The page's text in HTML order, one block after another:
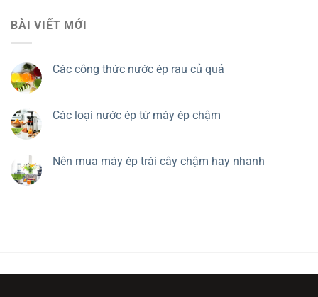
BÀI VIẾT MỚI
Các công thức nước ép rau củ quả
Các loại nước ép từ máy ép chậm
Nên mua máy ép trái cây chậm hay nhanh